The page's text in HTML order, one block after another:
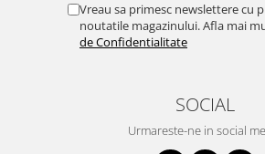
Vreau sa primesc newslettere cu
noutatile magazinului. Afla mai
de Confidentialitate
SOCIAL
Urmareste-ne in social